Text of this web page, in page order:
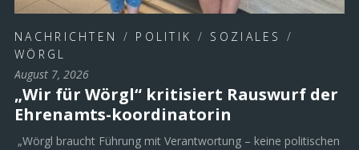
NACHRICHTEN / POLITIK / SOZIALES
/
WÖRGL
August 7, 2026
„Wir für Wörgl“ kritisiert Rauswurf der
Ehrenamts-koordinatorin
„Wörgl braucht Führung mit Verantwortung – keine politischen